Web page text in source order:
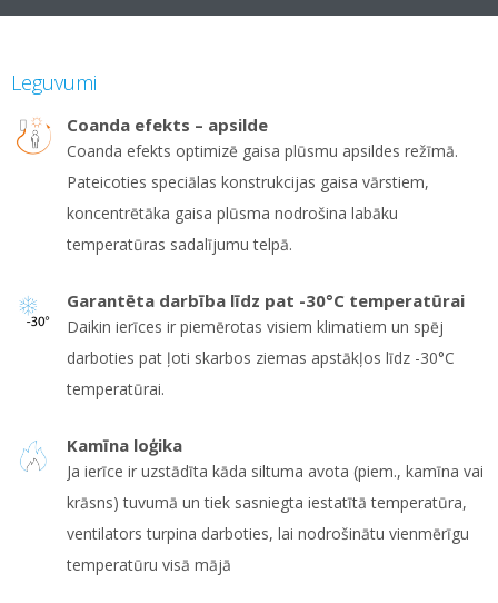
Leguvumi
Coanda efekts – apsilde
Coanda efekts optimizē gaisa plūsmu apsildes režīmā.
Pateicoties speciālas konstrukcijas gaisa vārstiem,
koncentrētāka gaisa plūsma nodrošina labāku
temperatūras sadalījumu telpā.
Garantēta darbība līdz pat -30°C temperatūrai
Daikin ierīces ir piemērotas visiem klimatiem un spēj
darboties pat ļoti skarbos ziemas apstākļos līdz -30°C
temperatūrai.
Kamīna loģika
Ja ierīce ir uzstādīta kāda siltuma avota (piem., kamīna vai
krāsns) tuvumā un tiek sasniegta iestatītā temperatūra,
ventilators turpina darboties, lai nodrošinātu vienmērīgu
temperatūru visā mājā